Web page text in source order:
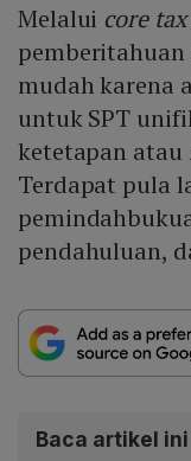
Melalui core
pemberitahuan
mudah karena
untuk SPT
ketetapan atau
Terdapat pula
pendahuluan,
Baca artikel